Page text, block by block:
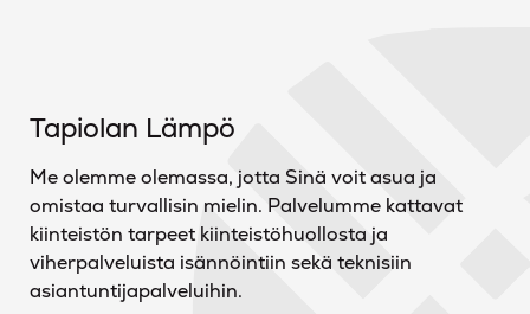
Tapiolan Lämpö
Me olemme olemassa, jotta Sinä voit asua ja
omistaa turvallisin mielin. Palvelumme kattavat
kiinteistön tarpeet kiinteistöhuollosta ja
viherpalveluista isännöintiin sekä teknisiin
asiantuntijapalveluihin.